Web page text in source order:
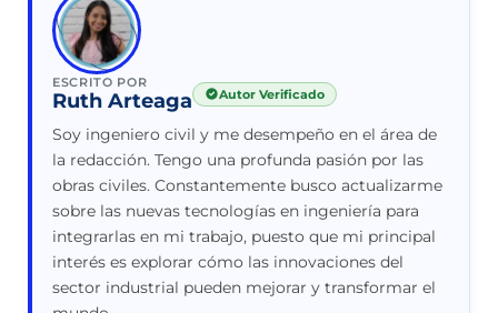
ESCRITO POR
Ruth Arteaga Autor Verificado
Soy ingeniero civil y me desempeño en el área de
la redacción. Tengo una profunda pasión por las
obras civiles. Constantemente busco actualizarme
sobre las nuevas tecnologías en ingeniería para
integrarlas en mi trabajo, puesto que mi principal
interés es explorar cómo las innovaciones del
sector industrial pueden mejorar y transformar el